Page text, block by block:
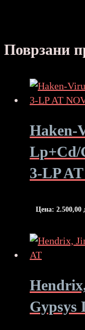
Поврзани
Haken-
Lp+Cd/
3-LP
Цена: 2.500,00
Gypsys